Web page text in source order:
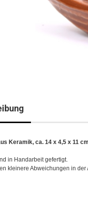
Keramik, ca. 14 x 4,5 x 11
in Handarbeit gefertigt.
kleinere Abweichungen in der